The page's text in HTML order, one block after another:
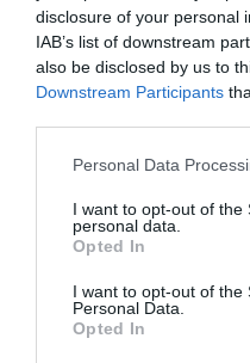
disclosure of your personal
IAB’s list of downstream
also be disclosed by us to
Downstream Participants
Please note that this
not limited to your visit or
grant or deny consent to
use your data for below
consent section.
Personal Data
I want to opt-out of the
personal data.
Opted In
I want to opt-out of the
Personal Data.
Opted In
Amit lehet, rögtön
Ne tologassuk a
ugyanis rendetlenséghez